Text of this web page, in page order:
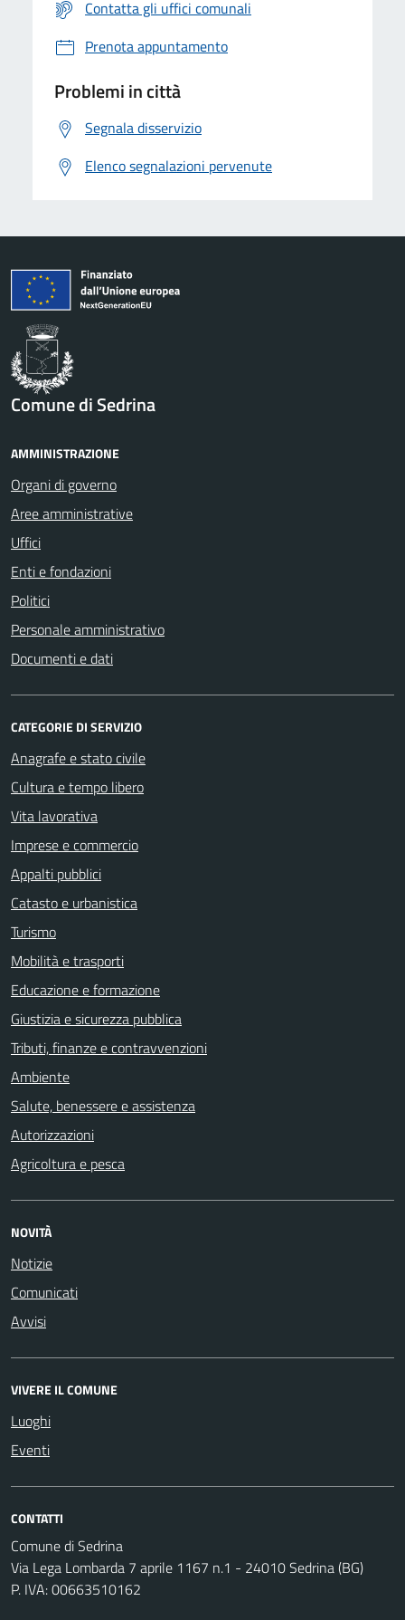
Contatta gli uffici comunali
Prenota appuntamento
Problemi in città
Segnala disservizio
Elenco segnalazioni pervenute
Comune di Sedrina
AMMINISTRAZIONE
Organi di governo
Aree amministrative
Uffici
Enti e fondazioni
Politici
Personale amministrativo
Documenti e dati
CATEGORIE DI SERVIZIO
Anagrafe e stato civile
Cultura e tempo libero
Vita lavorativa
Imprese e commercio
Appalti pubblici
Catasto e urbanistica
Turismo
Mobilità e trasporti
Educazione e formazione
Giustizia e sicurezza pubblica
Tributi, finanze e contravvenzioni
Ambiente
Salute, benessere e assistenza
Autorizzazioni
Agricoltura e pesca
NOVITÀ
Notizie
Comunicati
Avvisi
VIVERE IL COMUNE
Luoghi
Eventi
CONTATTI
Comune di Sedrina
Via Lega Lombarda 7 aprile 1167 n.1 - 24010 Sedrina (BG)
P. IVA: 00663510162